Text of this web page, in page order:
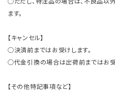
ます。
【キャンセル】
○決済前まではお受けします。
○代金引換の場合は出荷前まではお受
【その他特記事項など】